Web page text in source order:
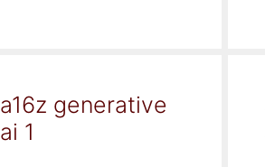
a16z generative
ai 1